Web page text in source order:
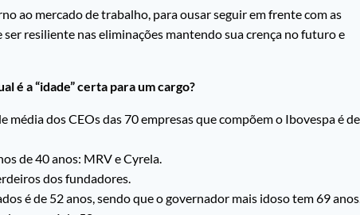
ao mercado de trabalho, para ousar seguir em frente com as
resiliente nas eliminações mantendo sua crença no futuro e
é a “idade” certa para um cargo?
média dos CEOs das 70 empresas que compõem o Ibovespa é de
de 40 anos: MRV e Cyrela.
dos fundadores.
é de 52 anos, sendo que o governador mais idoso tem 69